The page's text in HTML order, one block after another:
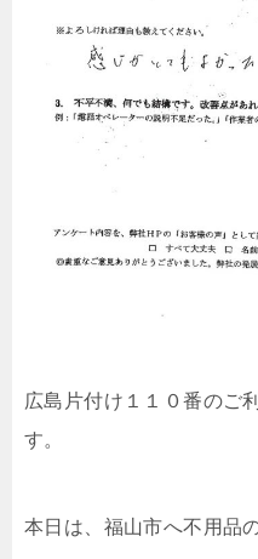
広島片付け１１０番のご
す。
本日は、福山市へ不用品